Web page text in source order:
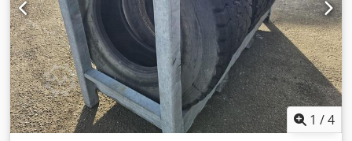
1 /4